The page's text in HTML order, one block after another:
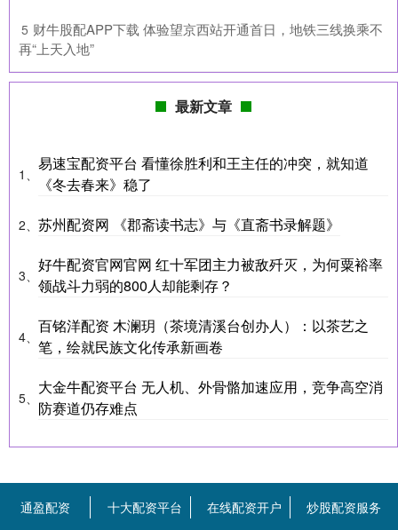
5 ​财牛股配APP下载 体验望京西站开通首日，地铁三线换乘不
再“上天入地”
最新文章
1、
易速宝配资平台 看懂徐胜利和王主任的冲突，就知道
《冬去春来》稳了
2、 苏州配资网 《郡斋读书志》与《直斋书录解题》
3、
好牛配资官网官网 红十军团主力被敌歼灭，为何粟裕率
领战斗力弱的800人却能剩存？
4、
百铭洋配资 木澜玥（茶境清溪台创办人）：以茶艺之
笔，绘就民族文化传承新画卷
5、
大金牛配资平台 无人机、外骨骼加速应用，竞争高空消
防赛道仍存难点
通盈配资 十大配资平台 在线配资开户 炒股配资服务